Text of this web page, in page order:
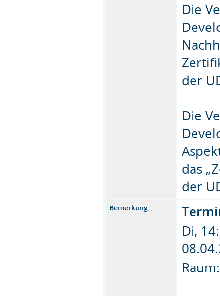
Die
der
Die
das
der
Bemerkung
Di,